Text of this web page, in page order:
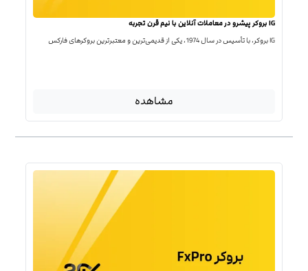
IG بروکر پیشرو در معاملات آنلاین با نیم قرن تجربه
IG بروکر، با تأسیس در سال 1974، یکی از قدیمی‌ترین و معتبرترین بروکرهای فارکس
مشاهده